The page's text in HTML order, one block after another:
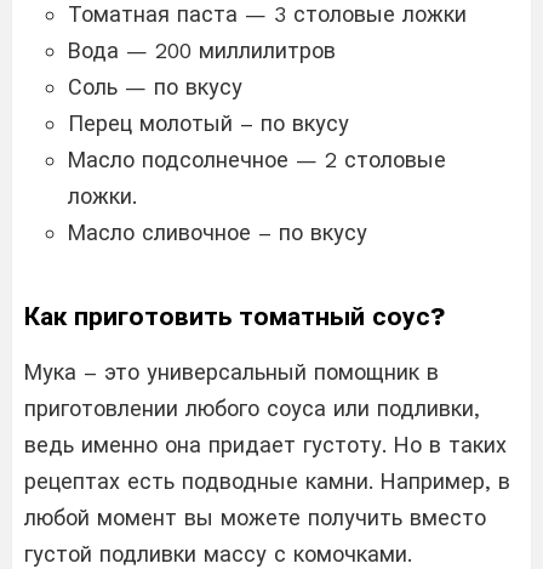
Томатная паста — 3 столовые ложки
Вода — 200 миллилитров
Соль — по вкусу
Перец молотый – по вкусу
Масло подсолнечное — 2 столовые
ложки.
Масло сливочное – по вкусу
Как приготовить томатный соус?
Мука – это универсальный помощник в
приготовлении любого соуса или подливки,
ведь именно она придает густоту. Но в таких
рецептах есть подводные камни. Например, в
любой момент вы можете получить вместо
густой подливки массу с комочками.